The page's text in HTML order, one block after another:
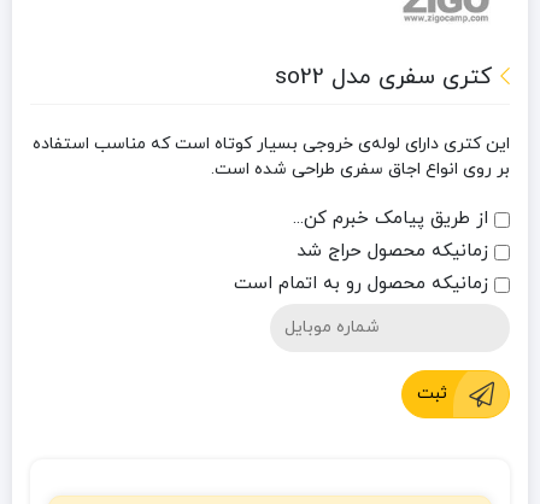
کتری سفری مدل so22
این کتری دارای لوله‌‌ی خروجی بسیار کوتاه است که مناسب استفاده
بر روی انواع اجاق سفری طراحی شده است.
از طریق پیامک خبرم کن...
زمانیکه محصول حراج شد
زمانیکه محصول رو به اتمام است
ثبت